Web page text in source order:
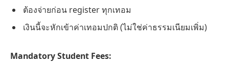
ต้องจ่ายก่อน register ทุกเทอม
เงินนี้จะหักเข้าค่าเทอมปกติ (ไม่ใช่ค่าธรรมเนียมเพิ่ม)
Mandatory Student Fees: